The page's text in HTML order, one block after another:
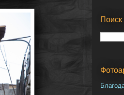
Поиск